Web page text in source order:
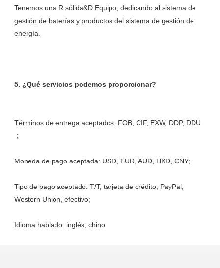
Tenemos una R sólida&D Equipo, dedicando al sistema de
gestión de baterías y productos del sistema de gestión de
Términos de entrega aceptados: FOB, CIF, EXW, DDP, DDU
Tipo de pago aceptado: T/T, tarjeta de crédito, PayPal,